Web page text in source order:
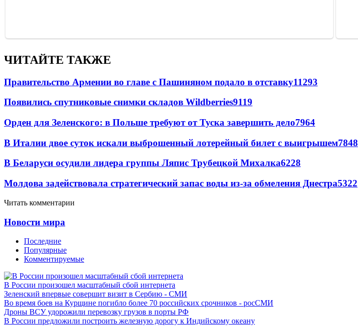
ЧИТАЙТЕ ТАКЖЕ
Правительство Армении во главе с Пашиняном подало в отставку11293
Появились спутниковые снимки складов Wildberries9119
Орден для Зеленского: в Польше требуют от Туска завершить дело7964
В Италии двое суток искали выброшенный лотерейный билет с выигрышем7848
В Беларуси осудили лидера группы Ляпис Трубецкой Михалка6228
Молдова задействовала стратегический запас воды из-за обмеления Днестра5322
Читать комментарии
Новости мира
Последние
Популярные
Комментируемые
В России произошел масштабный сбой интернета
Зеленский впервые совершит визит в Сербию - СМИ
Во время боев на Курщине погибло более 70 российских срочников - росСМИ
Дроны ВСУ удорожили перевозку грузов в порты РФ
В России предложили построить железную дорогу к Индийскому океану